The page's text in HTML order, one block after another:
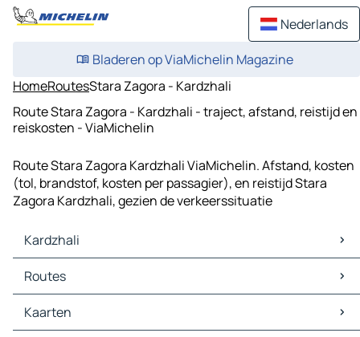
Nederlands
Bladeren op ViaMichelin Magazine
HomeRoutesStara Zagora - Kardzhali
Route Stara Zagora - Kardzhali - traject, afstand, reistijd en
reiskosten - ViaMichelin
Route Stara Zagora Kardzhali ViaMichelin. Afstand, kosten
(tol, brandstof, kosten per passagier), en reistijd Stara
Zagora Kardzhali, gezien de verkeerssituatie
Kardzhali
Kardzhali Kaarten
Kardzhali Verkeer
Kardzhali Hotels
Kardzhali Restaurants
Routes
Routes Kardzhali - Haskovo
Routes Kardzhali - Momchilgrad
Kaarten